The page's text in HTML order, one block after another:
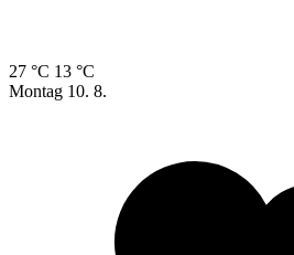
27 °C 13 °C
Montag 10. 8.